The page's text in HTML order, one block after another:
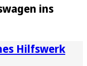
ins
Hilfswerk